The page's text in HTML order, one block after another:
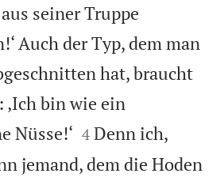
seiner Truppe
Auch der Typ, dem man
hat, braucht
bin wie ein
Nüsse!‘ 

4 Denn ich,
jemand, dem die Hoden